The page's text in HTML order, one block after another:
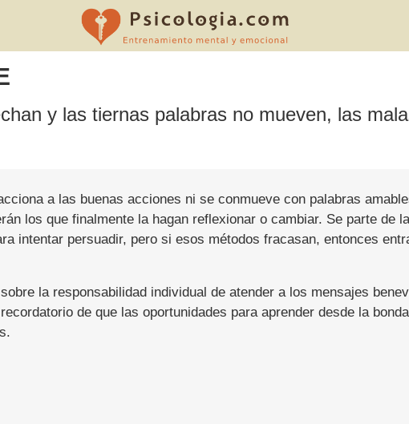
y las tiernas palabras no mueven, las
a las buenas acciones ni se conmueve con palabras
los que finalmente la hagan reflexionar o cambiar. Se parte de
persuadir, pero si esos métodos fracasan, entonces
la responsabilidad individual de atender a los mensajes
de que las oportunidades para aprender desde la